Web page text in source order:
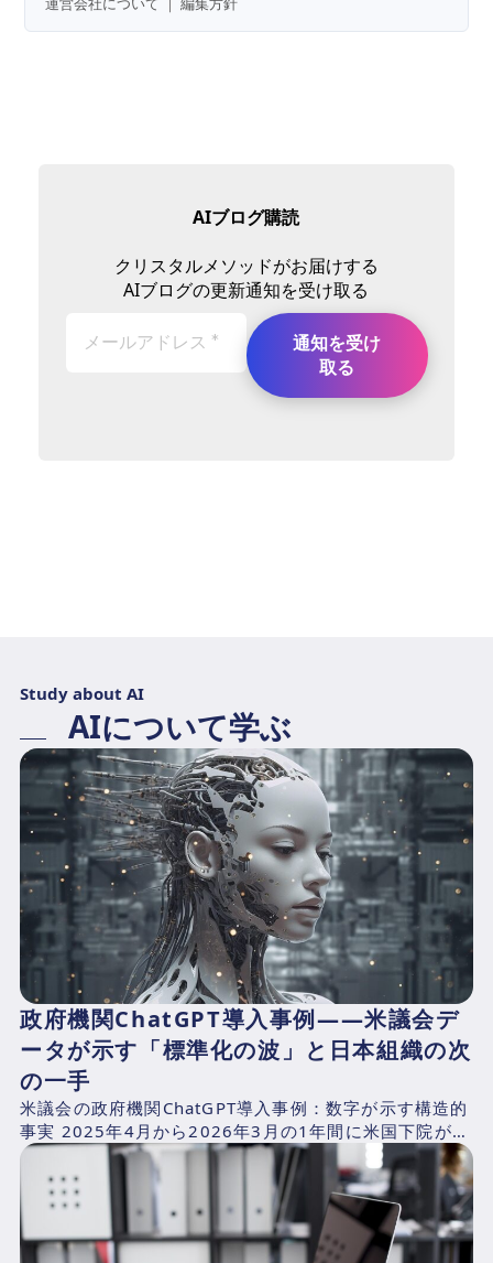
AIブログ購読
クリスタルメソッドがお届けする
AIブログの更新通知を受け取る
Study about AI
AIについて学ぶ
政府機関ChatGPT導入事例——米議会デ
ータが示す「標準化の波」と日本組織の次
の一手
米議会の政府機関ChatGPT導入事例：数字が示す構造的
事実 2025年4月から2026年3月の1年間に米国下院が支
出したAI関連費用を、CNBCが下院支出記録...